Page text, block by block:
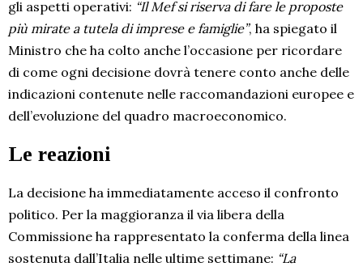
gli aspetti operativi: “Il Mef si riserva di fare le proposte
più mirate a tutela di imprese e famiglie”, ha spiegato il
Ministro che ha colto anche l’occasione per ricordare
di come ogni decisione dovrà tenere conto anche delle
indicazioni contenute nelle raccomandazioni europee e
dell’evoluzione del quadro macroeconomico.
Le reazioni
La decisione ha immediatamente acceso il confronto
politico. Per la maggioranza il via libera della
Commissione ha rappresentato la conferma della linea
sostenuta dall’Italia nelle ultime settimane: “La